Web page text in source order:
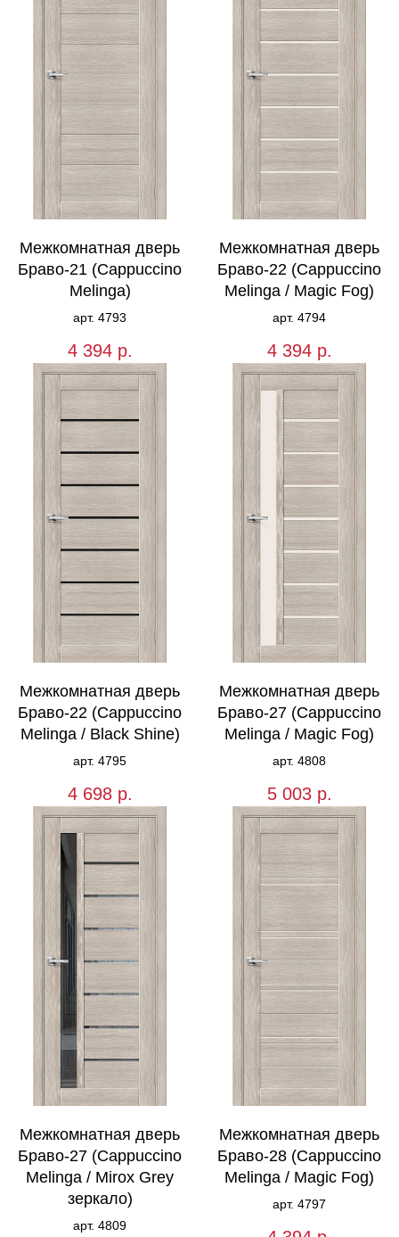
Межкомнатная дверь
Браво-21 (Cappuccino
Melinga)
арт. 4793
4 394 р.
Межкомнатная дверь
Браво-22 (Cappuccino
Melinga / Magic Fog)
арт. 4794
4 394 р.
Межкомнатная дверь
Браво-22 (Cappuccino
Melinga / Black Shine)
арт. 4795
4 698 р.
Межкомнатная дверь
Браво-27 (Cappuccino
Melinga / Magic Fog)
арт. 4808
5 003 р.
Межкомнатная дверь
Браво-27 (Cappuccino
Melinga / Mirox Grey
зеркало)
арт. 4809
Межкомнатная дверь
Браво-28 (Cappuccino
Melinga / Magic Fog)
арт. 4797